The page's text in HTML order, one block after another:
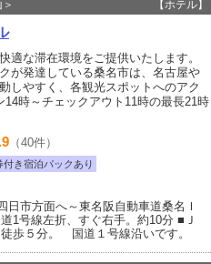
＞ 【ホテル】
適な滞在環境をご提供いたします。
発達している桑名市は、名古屋や
しやすく、各観光スポットへのアク
時～チェックアウト11時の最長21時
（40件）
付き宿泊パックあり
市方面へ～東名阪自動車道桑名Ｉ
1号線左折、すぐ右手。約10分 ■Ｊ
歩５分。 国道１号線沿いです。